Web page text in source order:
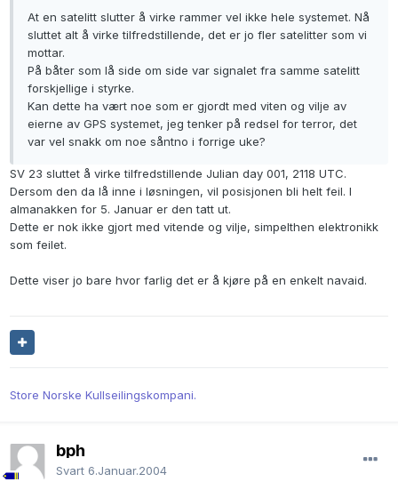
At en satelitt slutter å virke rammer vel ikke hele systemet. Nå
sluttet alt å virke tilfredstillende, det er jo fler satelitter som vi
mottar.
På båter som lå side om side var signalet fra samme satelitt
forskjellige i styrke.
Kan dette ha vært noe som er gjordt med viten og vilje av
eierne av GPS systemet, jeg tenker på redsel for terror, det
var vel snakk om noe såntno i forrige uke?
SV 23 sluttet å virke tilfredstillende Julian day 001, 2118 UTC.
Dersom den da lå inne i løsningen, vil posisjonen bli helt feil. I
almanakken for 5. Januar er den tatt ut.
Dette er nok ikke gjort med vitende og vilje, simpelthen elektronikk
som feilet.
Dette viser jo bare hvor farlig det er å kjøre på en enkelt navaid.
Store Norske Kullseilingskompani.
bph
Svart 6.Januar.2004